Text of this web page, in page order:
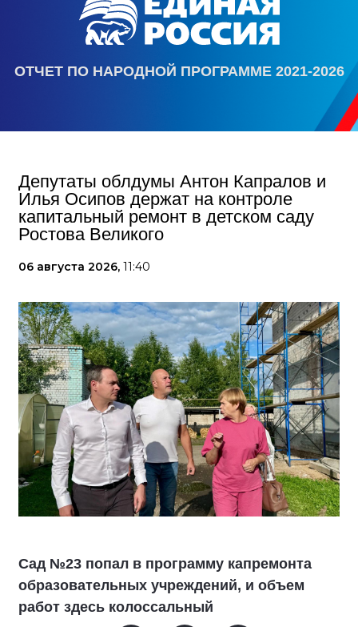
ОТЧЕТ ПО НАРОДНОЙ ПРОГРАММЕ 2021-2026
Депутаты облдумы Антон Капралов и
Илья Осипов держат на контроле
капитальный ремонт в детском саду
Ростова Великого
06 августа 2026, 11:40
Сад №23 попал в программу капремонта
образовательных учреждений, и объем
работ здесь колоссальный